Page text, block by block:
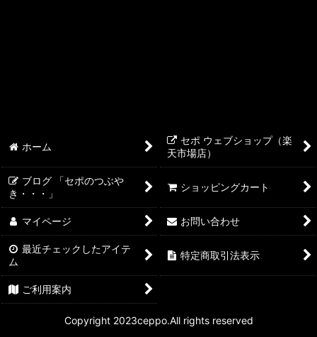
ホーム
セポ ウェブショップ（楽
天市場店）
ブログ 「セポのつぶや
き・・・」
ショッピングカート
マイページ お問い合わせ
最近チェックしたアイテ
ム
特定商取引法表示
ご利用案内
Copyright 2023ceppo.All rights reserved